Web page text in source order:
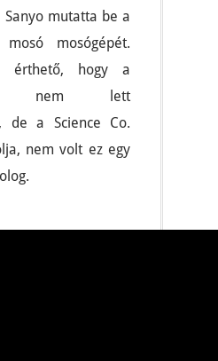
Sanyo mutatta be a
mosógépét.
érthető, hogy a
nem lett
de a Science Co.
nem volt ez egy